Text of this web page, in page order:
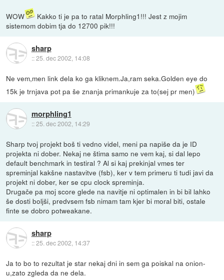
WOW
Kakko ti je pa to ratal Morphling1!!! Jest z mojim
sistemom dobim tja do 12700 pik!!!
sharp
::25. dec 2002, 14:08
Ne vem,men link dela ko ga kliknem.Ja,ram seka.Golden eye do
15k je trnjava pot pa še znanja primankuje za to(sej pr men)
morphling1
::25. dec 2002, 14:29
Sharp tvoj projekt boš ti vedno videl, meni pa napiše da je ID
projekta ni dober. Nekaj ne štima samo ne vem kaj, si dal lepo
default benchmark in testiral ? Al si kaj prekinjal vmes ter
spreminjal kakšne nastavitve (fsb), ker v tem primeru ti tudi javi da
projekt ni dober, ker se cpu clock spreminja.
Drugače pa moj score glede na navitje ni optimalen in bi bil lahko
še dosti boljši, predvsem fsb nimam tam kjer bi moral biti, ostale
finte se dobro potweakane.
sharp
::25. dec 2002, 14:37
Ja to bo to rezultat je star nekaj dni in sem ga poiskal na onion-
u,zato zgleda da ne dela.